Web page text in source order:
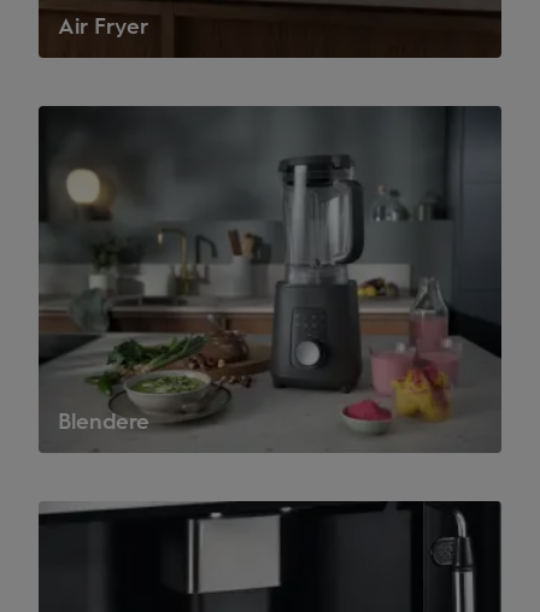
Air Fryer
Blendere